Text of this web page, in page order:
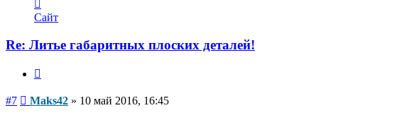
информация
пользователя
Сайт
Re: Литье габаритных плоских деталей!
#7 Сообщение
Maks42 » 10 май 2016, 16:45